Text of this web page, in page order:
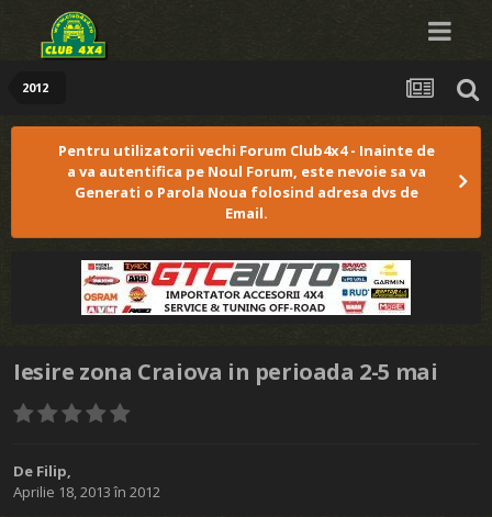
2012
Pentru utilizatorii vechi Forum Club4x4 - Inainte de
a va autentifica pe Noul Forum, este nevoie sa va
Generati o Parola Noua folosind adresa dvs de
Email.
Iesire zona Craiova in perioada 2-5 mai
De Filip,
Aprilie 18, 2013în 2012